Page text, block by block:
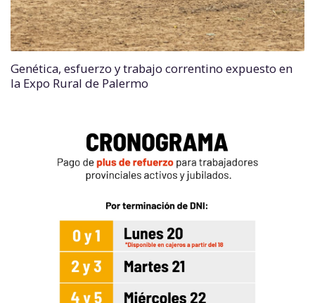
Genética, esfuerzo y trabajo correntino expuesto en
la Expo Rural de Palermo